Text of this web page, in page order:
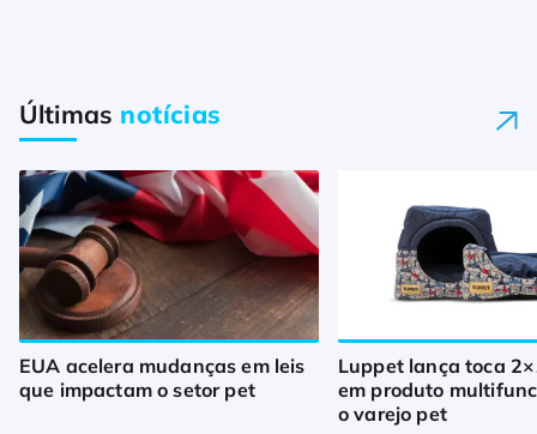
Últimas notícias
EUA acelera mudanças em leis
que impactam o setor pet
Luppet lança toca
em produto
o varejo pet